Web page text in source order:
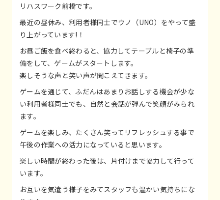
リハスワーク前橋です。
最近の昼休み、利用者様同士でウノ（UNO）をやって盛
り上がっています!！
お昼ご飯を食べ終わると、協力してテーブルと椅子の準
備をして、ゲームがスタートします。
楽しそうな声と笑い声が聞こえてきます。
ゲームを通じて、ふだんはあまりお話しする機会が少な
い利用者様同士でも、自然と会話が弾んで笑顔がみられ
ます。
ゲームを楽しみ、たくさん笑ってリフレッシュする事で
午後の作業への活力になっていると思います。
楽しい時間が終わった後は、片付けまで協力して行って
います。
お互いを気遣う様子をみてスタッフも温かい気持ちにな